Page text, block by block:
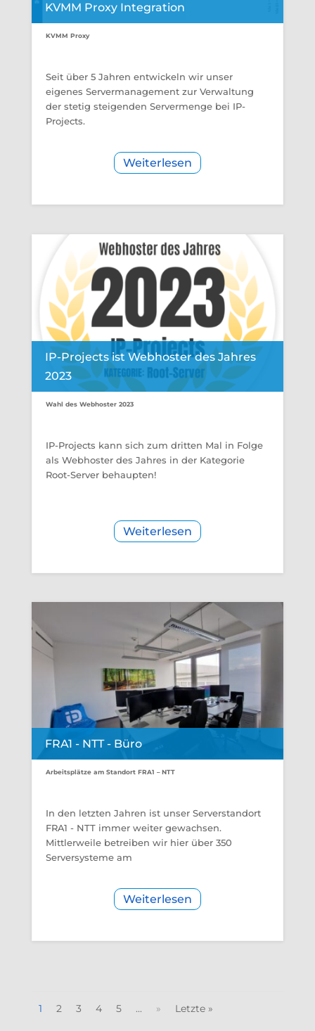
KVMM Proxy Integration
KVMM Proxy
Seit über 5 Jahren entwickeln wir unser
eigenes Servermanagement zur Verwaltung
der stetig steigenden Servermenge bei IP-
Projects.
Weiterlesen
IP-Projects ist Webhoster des Jahres
2023
Wahl des Webhoster 2023
IP-Projects kann sich zum dritten Mal in Folge
als Webhoster des Jahres in der Kategorie
Root-Server behaupten!
Weiterlesen
FRA1 - NTT - Büro
Arbeitsplätze am Standort FRA1 – NTT
In den letzten Jahren ist unser Serverstandort
FRA1 - NTT immer weiter gewachsen.
Mittlerweile betreiben wir hier über 350
Serversysteme am
Weiterlesen
1 2 3 4 5 ... » Letzte »